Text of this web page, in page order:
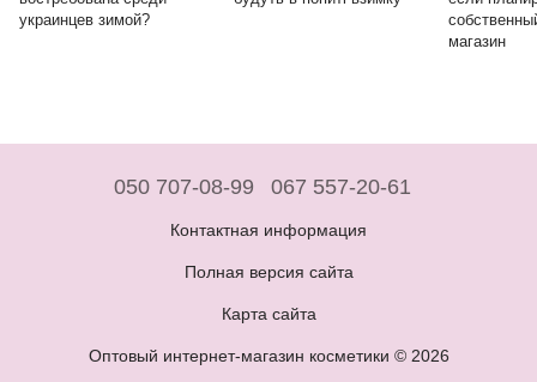
украинцев зимой?
магазин
050 707-08-99 067 557-20-61
Контактная информация
Полная версия сайта
Карта сайта
Оптовый интернет-магазин косметики © 2026